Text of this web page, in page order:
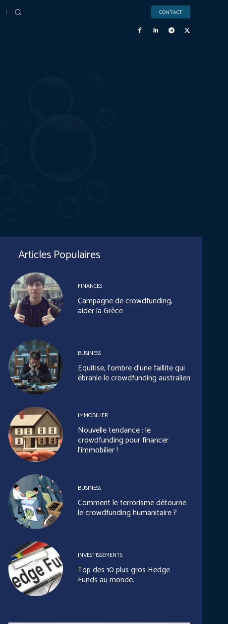
CONTACT
Articles Populaires
FINANCES
Campagne de crowdfunding,
aider la Grèce
BUSINESS
Equitise, l’ombre d’une faillite qui
ébranle le crowdfunding australien
IMMOBILIER
Nouvelle tendance : le
crowdfunding pour financer
l’immobilier !
BUSINESS
Comment le terrorisme détourne
le crowdfunding humanitaire ?
INVESTISSEMENTS
Top des 10 plus gros Hedge
Funds au monde.